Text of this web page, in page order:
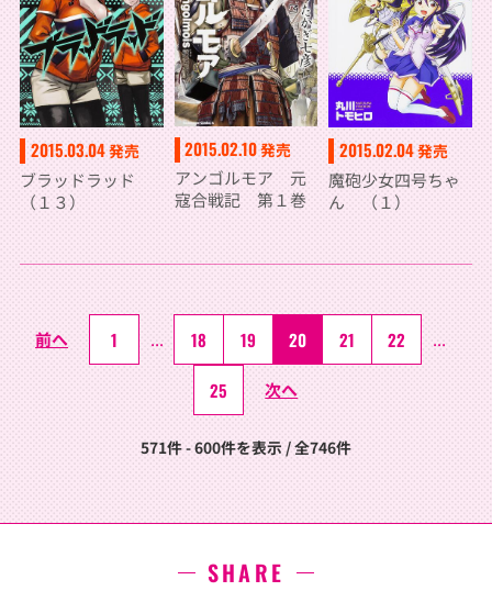
2015.03.04発売
ブラッドラッド
（１３）
2015.02.10発売
アンゴルモア 元
寇合戦記 第１巻
2015.02.04発売
魔砲少女四号ちゃ
ん （１）
前へ 1 ... 18 19 20 21 22 ...
25 次へ
571件 - 600件を表示 / 全746件
SHARE